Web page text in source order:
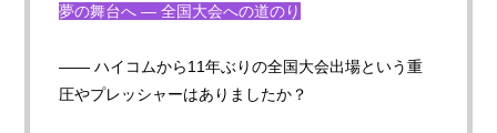
夢の舞台へ — 全国大会への道のり
—— ハイコムから11年ぶりの全国大会出場という重
圧やプレッシャーはありましたか ？